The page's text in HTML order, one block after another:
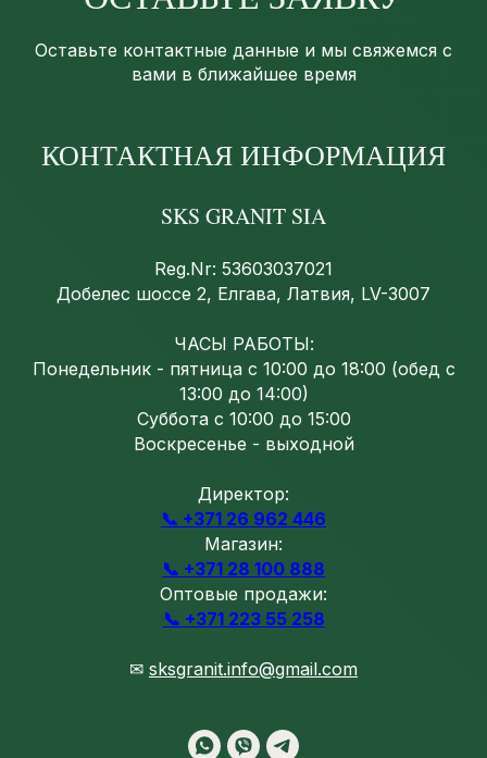
Оставьте контактные данные и мы свяжемся с
вами в ближайшее время
КОНТАКТНАЯ ИНФОРМАЦИЯ
SKS GRANIT SIA
Reg.Nr: 53603037021
Добелес шоссе 2, Елгава, Латвия, LV-3007
ЧАСЫ РАБОТЫ:
Понедельник - пятница с 10:00 до 18:00 (обед с
13:00 до 14:00)
Суббота с 10:00 до 15:00
Воскресенье - выходной
Директор:
📞 +371 26 962 446
Магазин:
📞 +371 28 100 888
Оптовые продажи:
📞 +371 223 55 258
✉ sksgranit.info@gmail.com